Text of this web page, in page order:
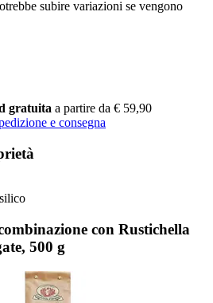
subire variazioni se vengono
gratuita a partire da € 59,90
e consegna
con Rustichella
500 g